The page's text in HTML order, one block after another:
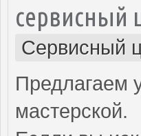
сервисный
Сервисный
Предлагаем
мастерской.